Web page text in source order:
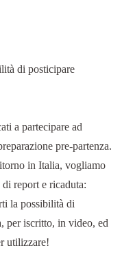
di posticipare
a partecipare ad
pre-partenza.
in Italia, vogliamo
report e ricaduta:
la possibilità di
per iscritto, in video, ed
utilizzare!